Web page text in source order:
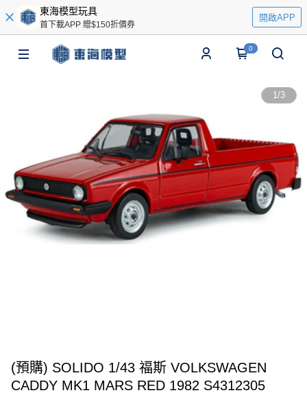
東海模型玩具
首下載APP 贈$150折價券
開啟APP
0
1/3
(預購) SOLIDO 1/43 福斯 VOLKSWAGEN
CADDY MK1 MARS RED 1982 S4312305